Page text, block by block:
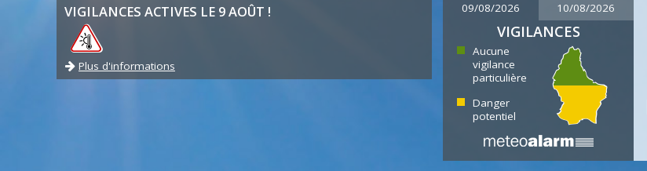
VIGILANCES ACTIVES LE 9 AOÛT !
Plus d'informations
09/08/2026 10/08/2026
VIGILANCES
Aucune
vigilance
particulière
Danger
potentiel